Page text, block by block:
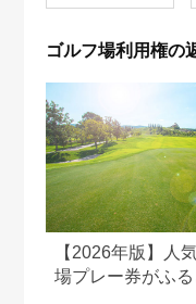
ゴルフ場利用権の
【2026年版】人
場プレー券がふ